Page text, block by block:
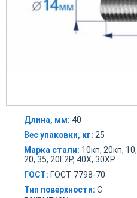
Длина, мм: 40
Вес упаковки, кг: 25
Марка стали: 10кп, 20кп, 10,
20, 35, 20Г2Р, 40Х, 30ХР
ГОСТ: ГОСТ 7798-70
Тип поверхности: С